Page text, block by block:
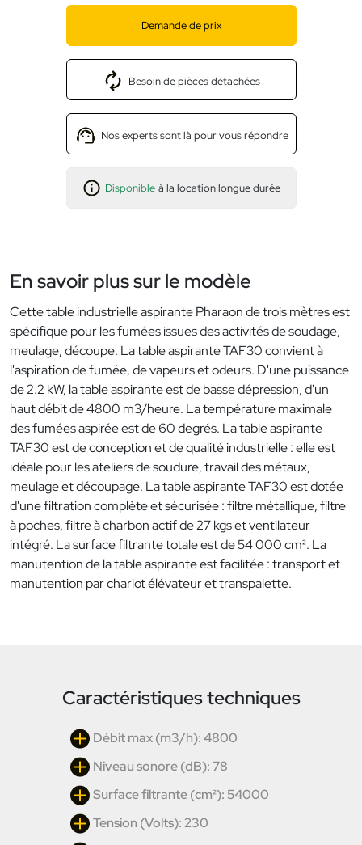
Demande de prix
Besoin de pièces détachées
Nos experts sont là pour vous répondre
Disponible à la location longue durée
En savoir plus sur le modèle
Cette table industrielle aspirante Pharaon de trois mètres est
spécifique pour les fumées issues des activités de soudage,
meulage, découpe. La table aspirante TAF30 convient à
l'aspiration de fumée, de vapeurs et odeurs. D'une puissance
de 2.2 kW, la table aspirante est de basse dépression, d'un
haut débit de 4800 m3/heure. La température maximale
des fumées aspirée est de 60 degrés. La table aspirante
TAF30 est de conception et de qualité industrielle : elle est
idéale pour les ateliers de soudure, travail des métaux,
meulage et découpage. La table aspirante TAF30 est dotée
d'une filtration complète et sécurisée : filtre métallique, filtre
à poches, filtre à charbon actif de 27 kgs et ventilateur
intégré. La surface filtrante totale est de 54 000 cm². La
manutention de la table aspirante est facilitée : transport et
manutention par chariot élévateur et transpalette.
Caractéristiques techniques
Débit max (m3/h): 4800
Niveau sonore (dB): 78
Surface filtrante (cm²): 54000
Tension (Volts): 230